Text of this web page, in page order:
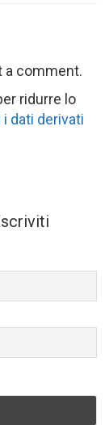
a comment.
ridurre lo
dati derivati